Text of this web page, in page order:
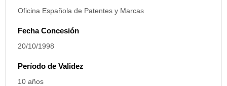
Oficina Española de Patentes y Marcas
Fecha Concesión
20/10/1998
Período de Validez
10 años